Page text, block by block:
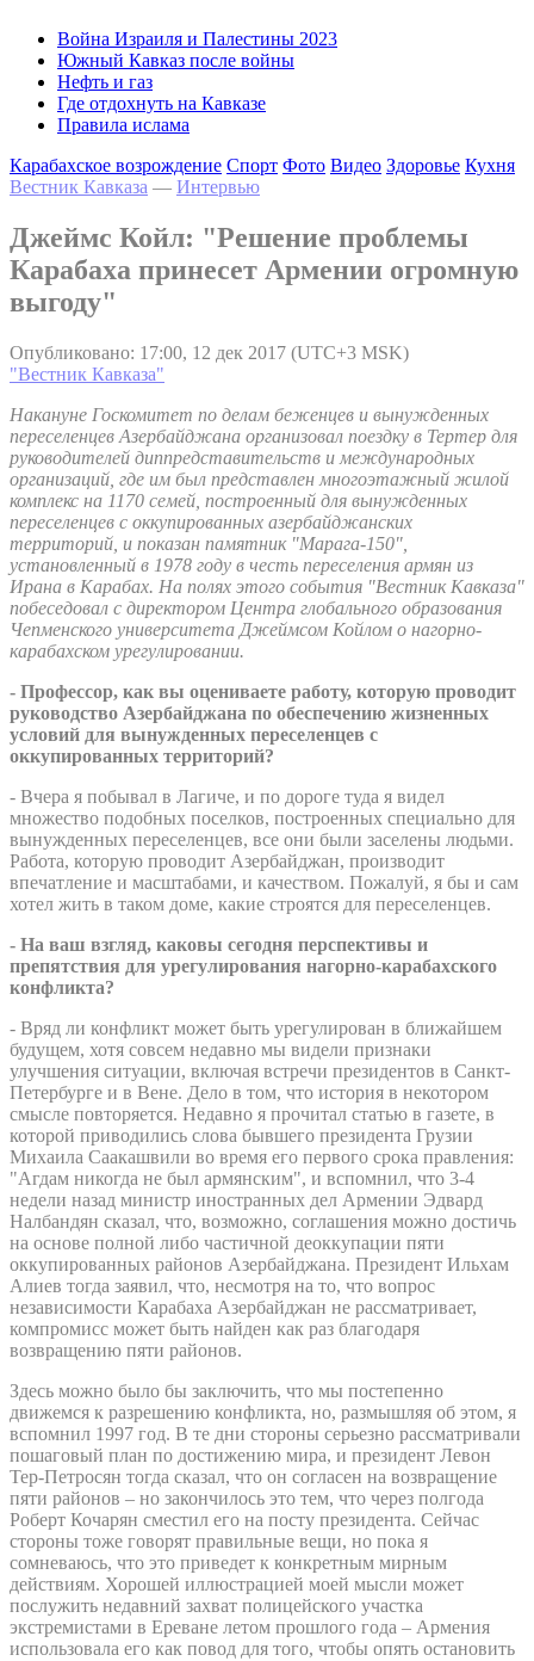
Война Израиля и Палестины 2023
Южный Кавказ после войны
Нефть и газ
Где отдохнуть на Кавказе
Правила ислама
Карабахское возрождение Спорт Фото Видео Здоровье Кухня
Вестник Кавказа — Интервью
Джеймс Койл: "Решение проблемы
Карабаха принесет Армении огромную
выгоду"
Опубликовано: 17:00, 12 дек 2017 (UTC+3 MSK)
"Вестник Кавказа"
Накануне Госкомитет по делам беженцев и вынужденных
переселенцев Азербайджана организовал поездку в Тертер для
руководителей диппредставительств и международных
организаций, где им был представлен многоэтажный жилой
комплекс на 1170 семей, построенный для вынужденных
переселенцев с оккупированных азербайджанских
территорий, и показан памятник "Марага-150",
установленный в 1978 году в честь переселения армян из
Ирана в Карабах. На полях этого события "Вестник Кавказа"
побеседовал с директором Центра глобального образования
Чепменского университета Джеймсом Койлом о нагорно-
карабахском урегулировании.
- Профессор, как вы оцениваете работу, которую проводит
руководство Азербайджана по обеспечению жизненных
условий для вынужденных переселенцев с
оккупированных территорий?
- Вчера я побывал в Лагиче, и по дороге туда я видел
множество подобных поселков, построенных специально для
вынужденных переселенцев, все они были заселены людьми.
Работа, которую проводит Азербайджан, производит
впечатление и масштабами, и качеством. Пожалуй, я бы и сам
хотел жить в таком доме, какие строятся для переселенцев.
- На ваш взгляд, каковы сегодня перспективы и
препятствия для урегулирования нагорно-карабахского
конфликта?
- Вряд ли конфликт может быть урегулирован в ближайшем
будущем, хотя совсем недавно мы видели признаки
улучшения ситуации, включая встречи президентов в Санкт-
Петербурге и в Вене. Дело в том, что история в некотором
смысле повторяется. Недавно я прочитал статью в газете, в
которой приводились слова бывшего президента Грузии
Михаила Саакашвили во время его первого срока правления:
"Агдам никогда не был армянским", и вспомнил, что 3-4
недели назад министр иностранных дел Армении Эдвард
Налбандян сказал, что, возможно, соглашения можно достичь
на основе полной либо частичной деоккупации пяти
оккупированных районов Азербайджана. Президент Ильхам
Алиев тогда заявил, что, несмотря на то, что вопрос
независимости Карабаха Азербайджан не рассматривает,
компромисс может быть найден как раз благодаря
возвращению пяти районов.
Здесь можно было бы заключить, что мы постепенно
движемся к разрешению конфликта, но, размышляя об этом, я
вспомнил 1997 год. В те дни стороны серьезно рассматривали
пошаговый план по достижению мира, и президент Левон
Тер-Петросян тогда сказал, что он согласен на возвращение
пяти районов – но закончилось это тем, что через полгода
Роберт Кочарян сместил его на посту президента. Сейчас
стороны тоже говорят правильные вещи, но пока я
сомневаюсь, что это приведет к конкретным мирным
действиям. Хорошей иллюстрацией моей мысли может
послужить недавний захват полицейского участка
экстремистами в Ереване летом прошлого года – Армения
использовала его как повод для того, чтобы опять остановить